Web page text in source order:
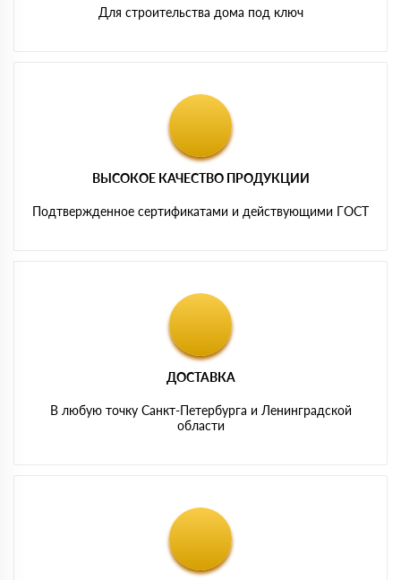
Для строительства дома под ключ
ВЫСОКОЕ КАЧЕСТВО ПРОДУКЦИИ
Подтвержденное сертификатами и действующими ГОСТ
ДОСТАВКА
В любую точку Санкт-Петербурга и Ленинградской
области